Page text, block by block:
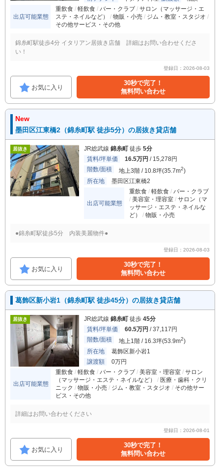
出店可能業態
重飲食 軽飲食 バー・クラブ
サロン（マッサージ・エ
ステ・ネイルなど）
物販・小売
ジム・教室・スタジオ
その他サービス・その他
錦糸町駅徒歩4分 イタリアン居抜き店舗 詳細はお問い合わせくださ
い！
登録日：2026-08-03
お気に入り
30秒で完了！
無料問い合わせ
New
墨田区江東橋2（錦糸町駅 徒歩5分）の居抜き貸店舗
居抜き JR総武線 錦糸町 徒歩 5分
賃料/坪単価
16.5万円 / 15,278円
階数/面積
地上3階 / 10.8坪(35.7m2)
所在地
墨田区江東橋2
出店可能業態
重飲食 軽飲食
バー・クラブ
美容室・理容室
サロン（マ
ッサージ・エステ・ネイルな
ど）
物販・小売
●錦糸町駅徒歩5分 内装美麗物件●
登録日：2026-08-03
お気に入り
30秒で完了！
無料問い合わせ
葛飾区新小岩1（錦糸町駅 徒歩45分）の居抜き貸店舗
居抜き JR総武線 錦糸町 徒歩 45分
賃料/坪単価
60.5万円 / 37,117円
階数/面積
地上1階 / 16.3坪(53.9m2)
所在地
葛飾区新小岩1
譲渡額
0万円
出店可能業態
重飲食 軽飲食 バー・クラブ 美容室・理容室
サロン
（マッサージ・エステ・ネイルなど）
医療・歯科・クリ
ニック
物販・小売 ジム・教室・スタジオ
その他サー
ビス・その他
詳細はお問い合わせください
登録日：2026-08-01
お気に入り
30秒で完了！
無料問い合わせ